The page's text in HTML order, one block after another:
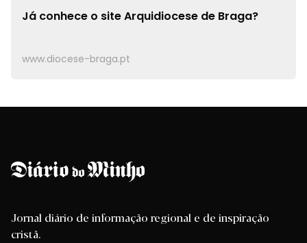
Já conhece o siteArquidiocese de Braga?
www.diocese-braga.pt
Jornal diário de informação regional e de inspiração
cristã.